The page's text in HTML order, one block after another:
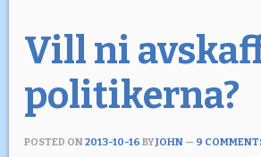
Vill ni
politikerna?
POSTED ON2013-10-16 BYJOHN — 9